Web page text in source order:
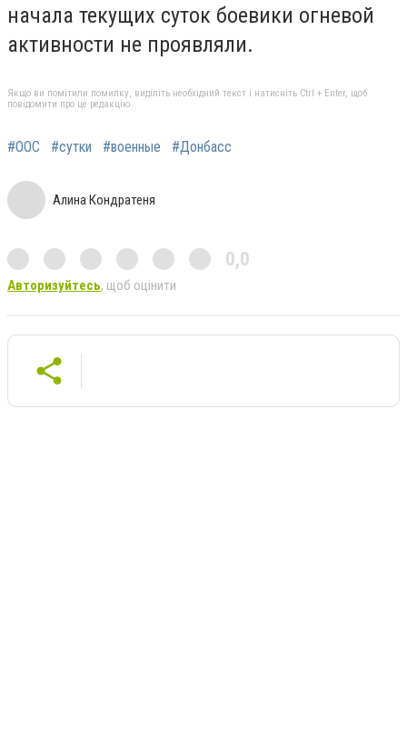
начала текущих суток боевики огневой
активности не проявляли.
Якщо ви помітили помилку, виділіть необхідний текст і натисніть Ctrl + Enter, щоб
повідомити про це редакцію
#ООС #сутки #военные #Донбасс
Алина Кондратеня
0,0
Авторизуйтесь, щоб оцінити